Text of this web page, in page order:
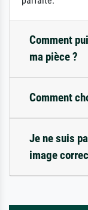
Comment
ma pièce ?
Comment
Je ne suis
image